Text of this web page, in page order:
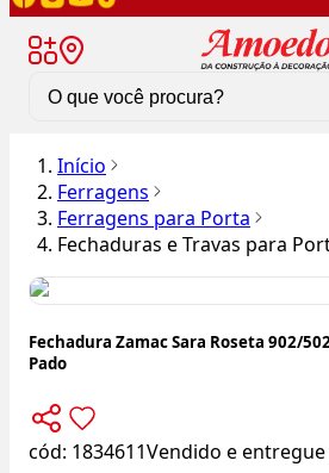
Início
Ferragens
Ferragens para Porta
Fechaduras e Travas para
Fechadura Zamac Sara Roseta 902/
Pado
cód: 1834611Vendido e